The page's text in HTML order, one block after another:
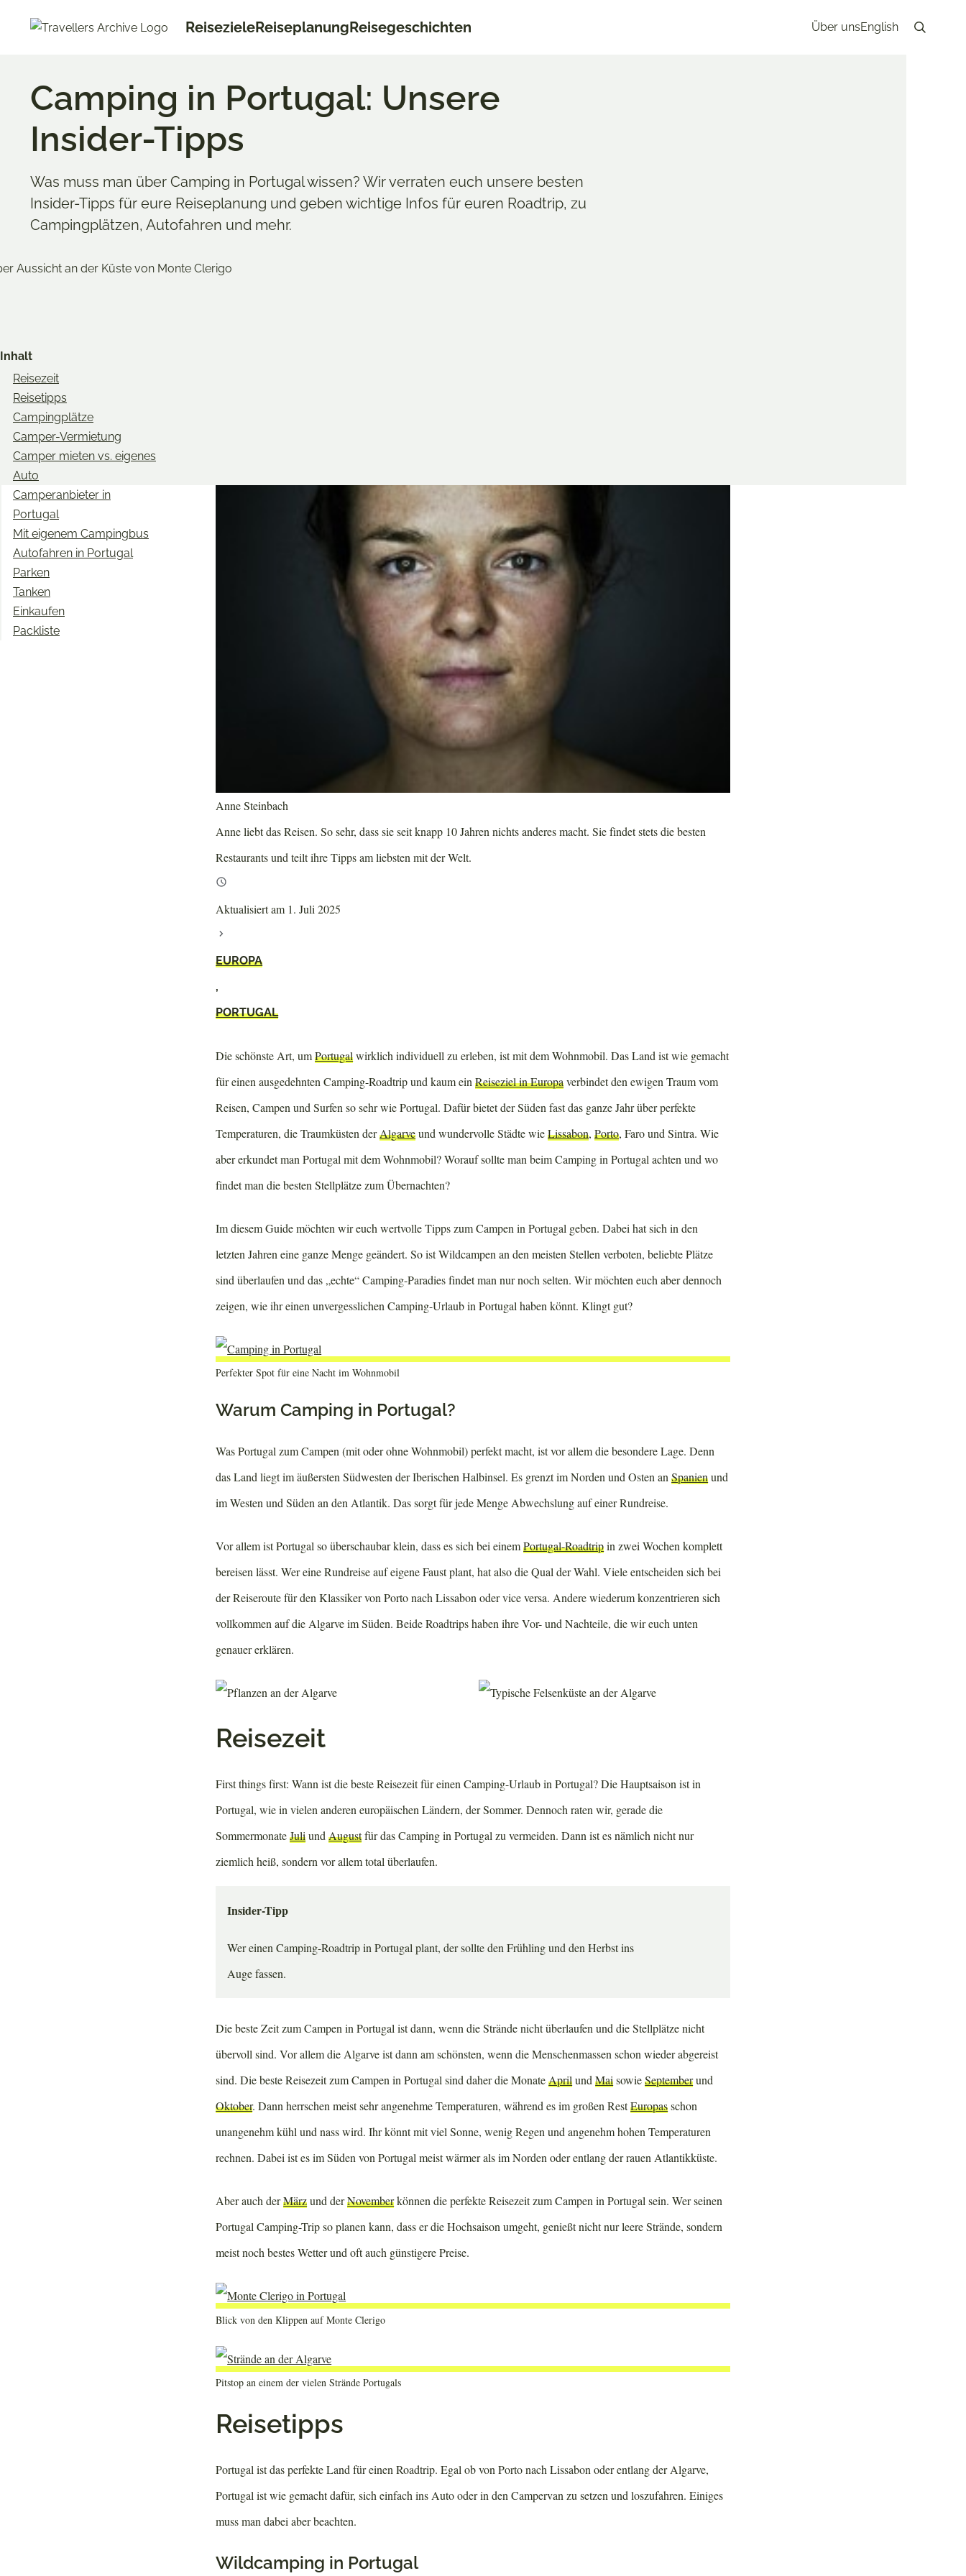
ReisezieleReiseplanungReisegeschichten Über unsEnglish Search
Camping in Portugal: Unsere
Insider-Tipps
Was muss man über Camping in Portugal wissen? Wir verraten euch unsere besten
Insider-Tipps für eure Reiseplanung und geben wichtige Infos für euren Roadtrip, zu
Campingplätzen, Autofahren und mehr.
Twitter
Inhalt
Reisezeit
Reisetipps
Campingplätze
Camper-Vermietung
Camper mieten vs. eigenes
Auto
Camperanbieter in
Portugal
Mit eigenem Campingbus
Autofahren in Portugal
Parken
Tanken
Einkaufen
Packliste
Anne Steinbach
Anne liebt das Reisen. So sehr, dass sie seit knapp 10 Jahren nichts anderes macht. Sie findet stets die besten
Restaurants und teilt ihre Tipps am liebsten mit der Welt.
Aktualisiert am 1. Juli 2025
EUROPA
,
PORTUGAL
Die schönste Art, umPortugalwirklich individuell zu erleben, ist mit dem Wohnmobil. Das Land ist wie gemacht
für einen ausgedehnten Camping-Roadtrip und kaum einReiseziel in Europaverbindet den ewigen Traum vom
Reisen, Campen und Surfen so sehr wie Portugal. Dafür bietet der Süden fast das ganze Jahr über perfekte
Temperaturen, die Traumküsten derAlgarveund wundervolle Städte wieLissabon,Porto, Faro und Sintra. Wie
aber erkundet man Portugal mit dem Wohnmobil? Worauf sollte man beim Camping in Portugal achten und wo
findet man die besten Stellplätze zum Übernachten?
Im diesem Guide möchten wir euch wertvolle Tipps zum Campen in Portugal geben. Dabei hat sich in den
letzten Jahren eine ganze Menge geändert. So ist Wildcampen an den meisten Stellen verboten, beliebte Plätze
sind überlaufen und das „echte“ Camping-Paradies findet man nur noch selten. Wir möchten euch aber dennoch
zeigen, wie ihr einen unvergesslichen Camping-Urlaub in Portugal haben könnt. Klingt gut?
Perfekter Spot für eine Nacht im Wohnmobil
Warum Camping in Portugal?
Was Portugal zum Campen (mit oder ohne Wohnmobil) perfekt macht, ist vor allem die besondere Lage. Denn
das Land liegt im äußersten Südwesten der Iberischen Halbinsel. Es grenzt im Norden und Osten anSpanienund
im Westen und Süden an den Atlantik. Das sorgt für jede Menge Abwechslung auf einer Rundreise.
Vor allem ist Portugal so überschaubar klein, dass es sich bei einemPortugal-Roadtripin zwei Wochen komplett
bereisen lässt. Wer eine Rundreise auf eigene Faust plant, hat also die Qual der Wahl. Viele entscheiden sich bei
der Reiseroute für den Klassiker von Porto nach Lissabon oder vice versa. Andere wiederum konzentrieren sich
vollkommen auf die Algarve im Süden. Beide Roadtrips haben ihre Vor- und Nachteile, die wir euch unten
genauer erklären.
Reisezeit
First things first: Wann ist die beste Reisezeit für einen Camping-Urlaub in Portugal? Die Hauptsaison ist in
Portugal, wie in vielen anderen europäischen Ländern, der Sommer. Dennoch raten wir, gerade die
SommermonateJuliundAugustfür das Camping in Portugal zu vermeiden. Dann ist es nämlich nicht nur
ziemlich heiß, sondern vor allem total überlaufen.
Insider-Tipp
Wer einen Camping-Roadtrip in Portugal plant, der sollte den Frühling und den Herbst ins
Auge fassen.
Die beste Zeit zum Campen in Portugal ist dann, wenn die Strände nicht überlaufen und die Stellplätze nicht
übervoll sind. Vor allem die Algarve ist dann am schönsten, wenn die Menschenmassen schon wieder abgereist
sind. Die beste Reisezeit zum Campen in Portugal sind daher die MonateAprilundMaisowieSeptemberund
Oktober. Dann herrschen meist sehr angenehme Temperaturen, während es im großen RestEuropasschon
unangenehm kühl und nass wird. Ihr könnt mit viel Sonne, wenig Regen und angenehm hohen Temperaturen
rechnen. Dabei ist es im Süden von Portugal meist wärmer als im Norden oder entlang der rauen Atlantikküste.
Aber auch derMärzund derNovemberkönnen die perfekte Reisezeit zum Campen in Portugal sein. Wer seinen
Portugal Camping-Trip so planen kann, dass er die Hochsaison umgeht, genießt nicht nur leere Strände, sondern
meist noch bestes Wetter und oft auch günstigere Preise.
Blick von den Klippen auf Monte Clerigo
Pitstop an einem der vielen Strände Portugals
Reisetipps
Portugal ist das perfekte Land für einen Roadtrip. Egal ob von Porto nach Lissabon oder entlang der Algarve,
Portugal ist wie gemacht dafür, sich einfach ins Auto oder in den Campervan zu setzen und loszufahren. Einiges
muss man dabei aber beachten.
Wildcamping in Portugal